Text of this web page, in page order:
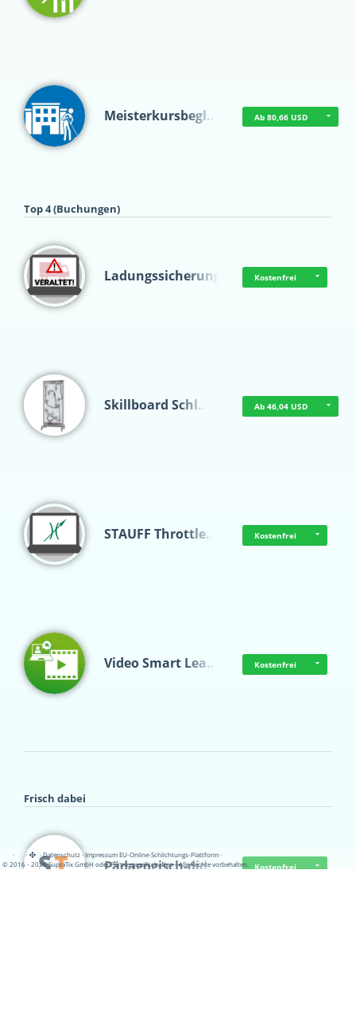
Meisterkursbegl… Ab 80,66 USD
Top 4 (Buchungen)
Ladungssicherung Kostenfrei
Skillboard Schl… Ab 46,04 USD
STAUFF Throttle… Kostenfrei
Video Smart Lea… Kostenfrei
Frisch dabei
Pädagogisch-did… Kostenfrei
· · ·Datenschutz·Impressum EU-Online-Schlichtungs-Plattform·
© 2016 - 2026 SupraTix GmbH oder Partnergesellschaften - Alle Rechte vorbehalten.